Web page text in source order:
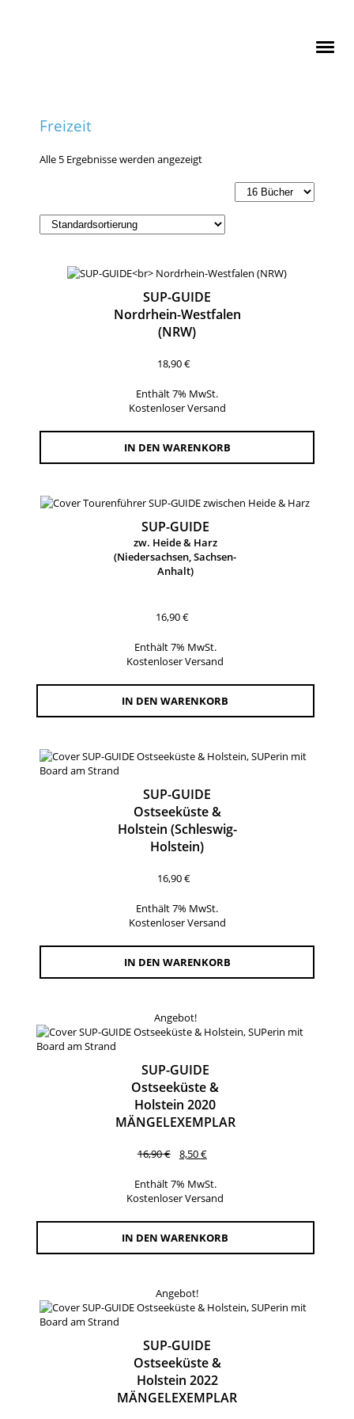
Freizeit
Alle 5 Ergebnisse werden angezeigt
SUP-GUIDE
Nordrhein-Westfalen
(NRW)
18,90€
Enthält 7% MwSt.
Kostenloser Versand
IN DEN WARENKORB
SUP-GUIDE
zw. Heide & Harz
(Niedersachsen, Sachsen-
Anhalt)
16,90€
Enthält 7% MwSt.
Kostenloser Versand
IN DEN WARENKORB
SUP-GUIDE
Ostseeküste &
Holstein (Schleswig-
Holstein)
16,90€
Enthält 7% MwSt.
Kostenloser Versand
IN DEN WARENKORB
Angebot!
SUP-GUIDE
Ostseeküste &
Holstein 2020
MÄNGELEXEMPLAR
16,90€
Ursprünglicher
war:
16,90 €
8,50€
ist:
8,50 €.
Enthält 7% MwSt.
Kostenloser Versand
IN DEN WARENKORB
Angebot!
SUP-GUIDE
Ostseeküste &
Holstein 2022
MÄNGELEXEMPLAR